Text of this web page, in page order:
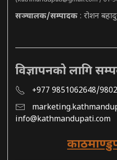
सञ्चालक/सम्पादक : रोशन
विज्ञापनको लागि
+977 9851062648/
info@kathmandupati.com